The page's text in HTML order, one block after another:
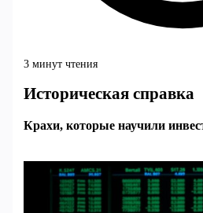
3 минут чтения
Историческая справка
Крахи, которые научили